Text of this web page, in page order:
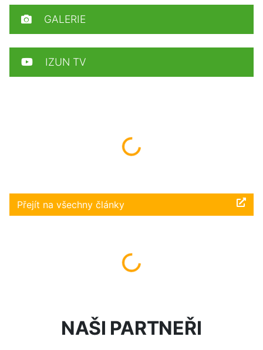
Načítám...
Přejít na všechny články
Načítám...
GALERIE
IZUN TV
NAŠI PARTNEŘI